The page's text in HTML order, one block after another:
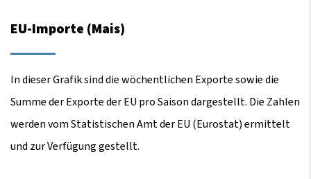
EU-Importe (Mais)
In dieser Grafik sind die wöchentlichen Exporte sowie die
Summe der Exporte der EU pro Saison dargestellt. Die Zahlen
werden vom Statistischen Amt der EU (Eurostat) ermittelt
und zur Verfügung gestellt.